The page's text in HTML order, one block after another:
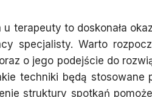
u terapeuty to doskonała
specjalisty. Warto
o jego podejście do
techniki będą
struktury spotkań